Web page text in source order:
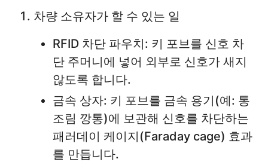
차량 소유자가 할 수 있는 일
RFID 차단 파우치: 키 포브를 신호 차
단 주머니에 넣어 외부로 신호가 새지
않도록 합니다.
금속 상자: 키 포브를 금속 용기(예: 통
조림 깡통)에 보관해 신호를 차단하는
패러데이 케이지(Faraday cage) 효과
를 만듭니다.